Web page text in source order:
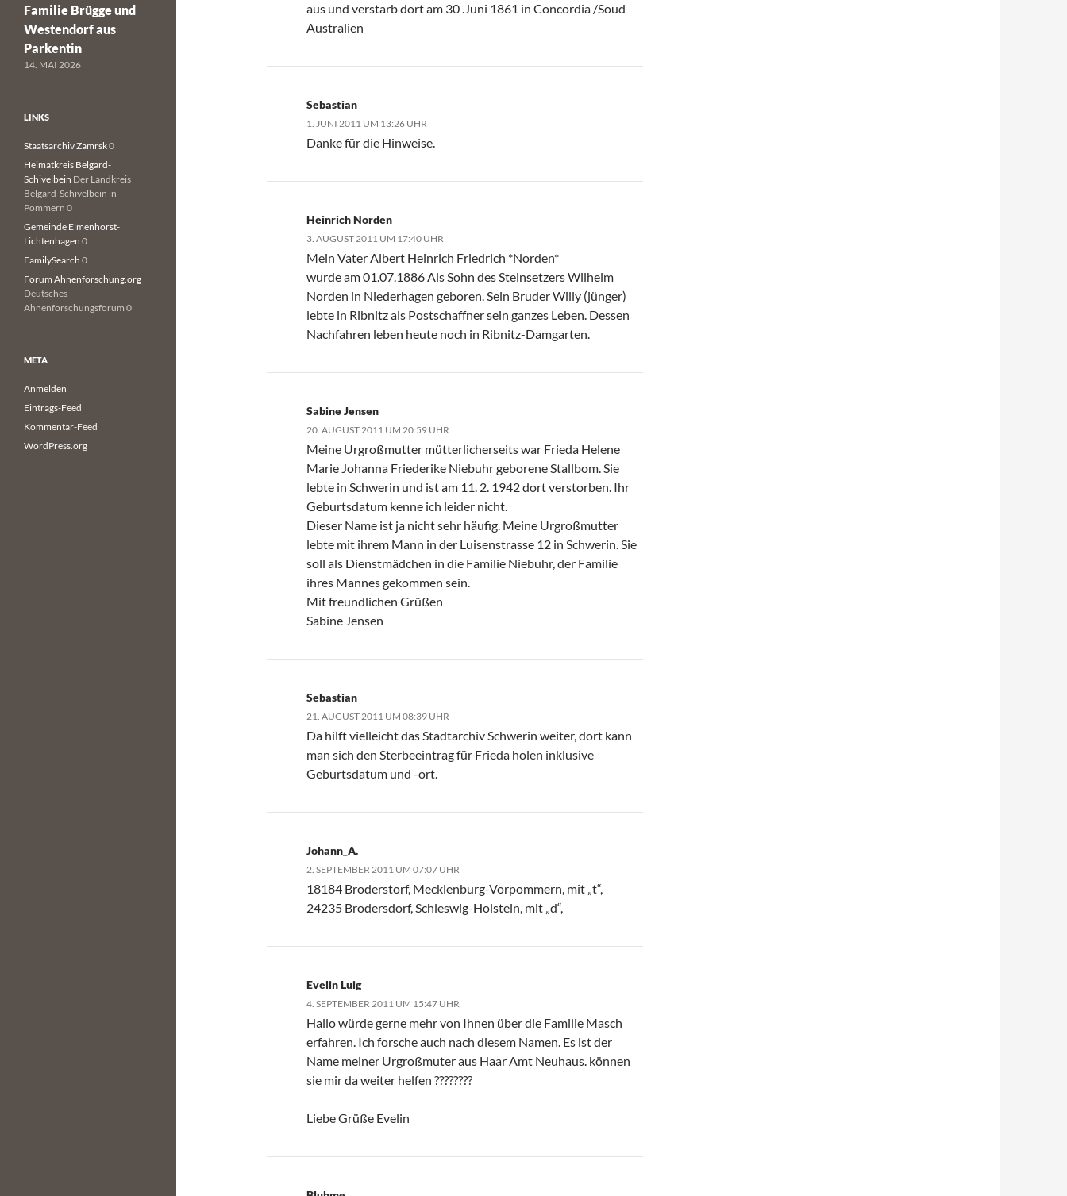
aus und verstarb dort am 30 .Juni 1861 in Concordia /Soud
Australien
Sebastian
1. JUNI 2011 UM 13:26 UHR
Danke für die Hinweise.
Heinrich Norden
3. AUGUST 2011 UM 17:40 UHR
Mein Vater Albert Heinrich Friedrich *Norden*
wurde am 01.07.1886 Als Sohn des Steinsetzers Wilhelm
Norden in Niederhagen geboren. Sein Bruder Willy (jünger)
lebte in Ribnitz als Postschaffner sein ganzes Leben. Dessen
Nachfahren leben heute noch in Ribnitz-Damgarten.
Sabine Jensen
20. AUGUST 2011 UM 20:59 UHR
Meine Urgroßmutter mütterlicherseits war Frieda Helene
Marie Johanna Friederike Niebuhr geborene Stallbom. Sie
lebte in Schwerin und ist am 11. 2. 1942 dort verstorben. Ihr
Geburtsdatum kenne ich leider nicht.
Dieser Name ist ja nicht sehr häufig. Meine Urgroßmutter
lebte mit ihrem Mann in der Luisenstrasse 12 in Schwerin. Sie
soll als Dienstmädchen in die Familie Niebuhr, der Familie
ihres Mannes gekommen sein.
Mit freundlichen Grüßen
Sabine Jensen
Sebastian
21. AUGUST 2011 UM 08:39 UHR
Da hilft vielleicht das Stadtarchiv Schwerin weiter, dort kann
man sich den Sterbeeintrag für Frieda holen inklusive
Geburtsdatum und -ort.
Johann_A.
2. SEPTEMBER 2011 UM 07:07 UHR
18184 Broderstorf, Mecklenburg-Vorpommern, mit „t“,
24235 Brodersdorf, Schleswig-Holstein, mit „d“,
Evelin Luig
4. SEPTEMBER 2011 UM 15:47 UHR
Hallo würde gerne mehr von Ihnen über die Familie Masch
erfahren. Ich forsche auch nach diesem Namen. Es ist der
Name meiner Urgroßmuter aus Haar Amt Neuhaus. können
sie mir da weiter helfen ????????
Liebe Grüße Evelin
Familie Brügge und
Westendorf aus
Parkentin
14. MAI 2026
LINKS
Staatsarchiv Zamrsk0
Heimatkreis Belgard-
Schivelbein Der Landkreis
Belgard-Schivelbein in
Pommern 0
Gemeinde Elmenhorst-
Lichtenhagen 0
FamilySearch 0
Forum Ahnenforschung.org
Deutsches
Ahnenforschungsforum 0
META
Anmelden
Eintrags-Feed
Kommentar-Feed
WordPress.org